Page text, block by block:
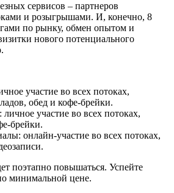
сервисов – партнеров
и розыгрышами. И, конечно, 8
по рынку, обмен опытом и
нового потенциального
участие во всех потоках,
обед и кофе-брейки.
участие во всех потоках,
брейки.
онлайн-участие во всех потоках,
поэтапно повышаться. Успейте
минимальной цене.